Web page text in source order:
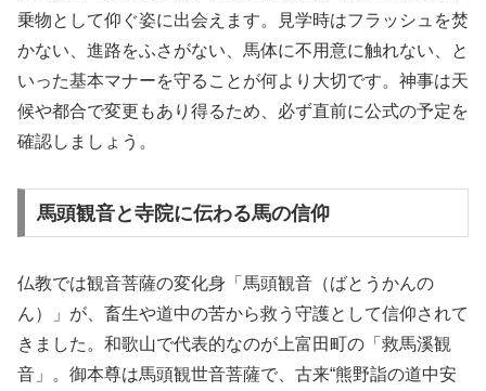
乗物として仰ぐ姿に出会えます。見学時はフラッシュを焚
かない、進路をふさがない、馬体に不用意に触れない、と
いった基本マナーを守ることが何より大切です。神事は天
候や都合で変更もあり得るため、必ず直前に公式の予定を
確認しましょう。
馬頭観音と寺院に伝わる馬の信仰
仏教では観音菩薩の変化身「馬頭観音（ばとうかんの
ん）」が、畜生や道中の苦から救う守護として信仰されて
きました。和歌山で代表的なのが上富田町の「救馬溪観
音」。御本尊は馬頭観世音菩薩で、古来“熊野詣の道中安